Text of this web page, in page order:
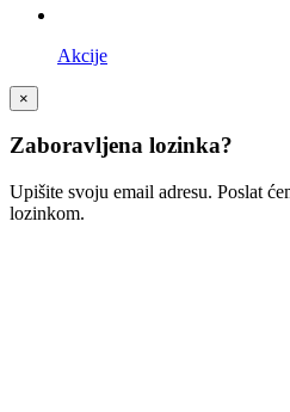
Akcije
×
Zaboravljena lozinka?
Upišite svoju email adresu. Poslat
lozinkom.